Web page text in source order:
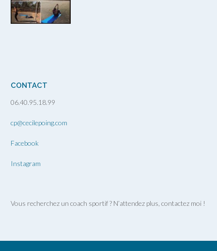
CONTACT
06.40.95.18.99
cp@cecilepoing.com
Facebook
Instagram
Vous recherchez un coach sportif ? N’attendez plus, contactez moi !